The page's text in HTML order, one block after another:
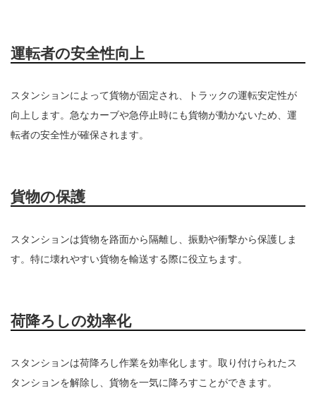
運転者の安全性向上
スタンションによって貨物が固定され、トラックの運転安定性が
向上します。急なカーブや急停止時にも貨物が動かないため、運
転者の安全性が確保されます。
貨物の保護
スタンションは貨物を路面から隔離し、振動や衝撃から保護しま
す。特に壊れやすい貨物を輸送する際に役立ちます。
荷降ろしの効率化
スタンションは荷降ろし作業を効率化します。取り付けられたス
タンションを解除し、貨物を一気に降ろすことができます。